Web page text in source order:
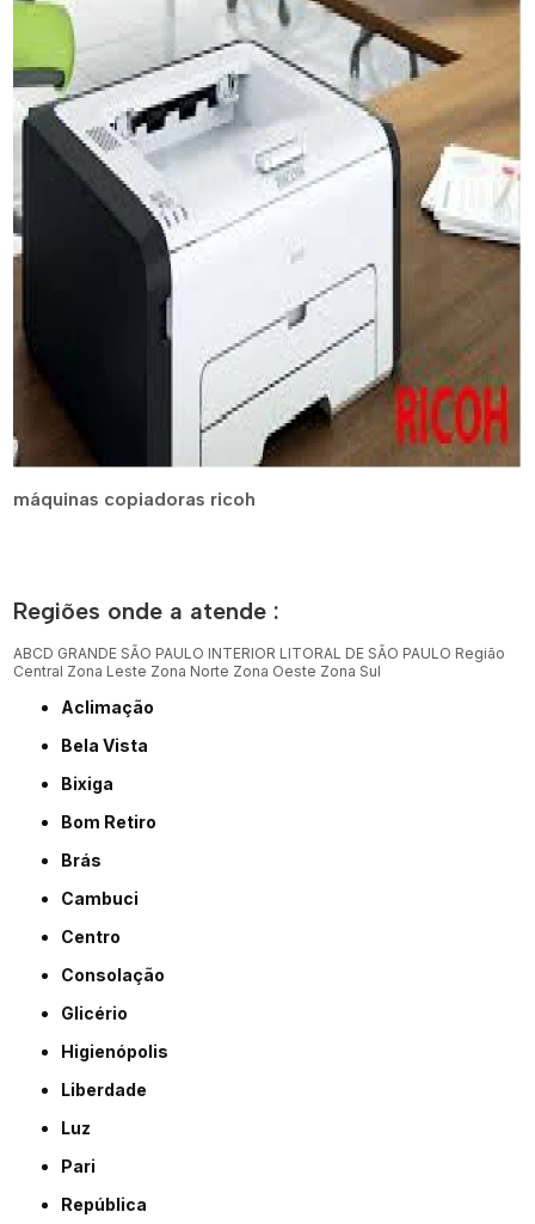
máquinas copiadoras ricoh
Regiões onde a atende :
ABCD GRANDE SÃO PAULO INTERIOR LITORAL DE SÃO PAULO Região
Central Zona Leste Zona Norte Zona Oeste Zona Sul
Aclimação
Bela Vista
Bixiga
Bom Retiro
Brás
Cambuci
Centro
Consolação
Glicério
Higienópolis
Liberdade
Luz
Pari
República